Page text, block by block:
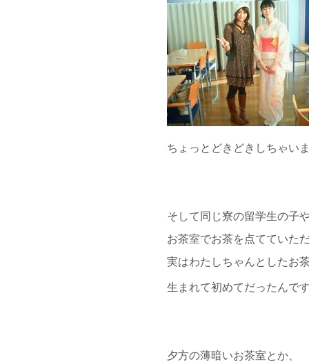
ちょっとどきどきしちゃい
そして同じ寮の留学生の子
お茶室でお茶を点てていた
実はわたしちゃんとしたお
生まれて初めてだったんで
夕方の薄暗いお茶室とか、